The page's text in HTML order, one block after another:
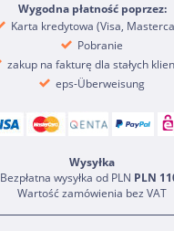
Wygodna płatność poprzez:
Karta kredytowa (Visa,
Pobranie
zakup na fakturę dla stałych
eps-Überweisung
Wysyłka
Bezpłatna wysyłka od PLN PLN
Wartość zamówienia bez VAT